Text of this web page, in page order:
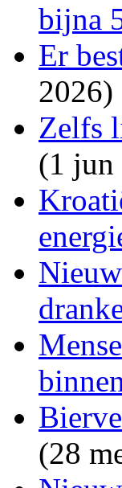
bijna
Er
2026)
Zelfs
(1 jun
(28